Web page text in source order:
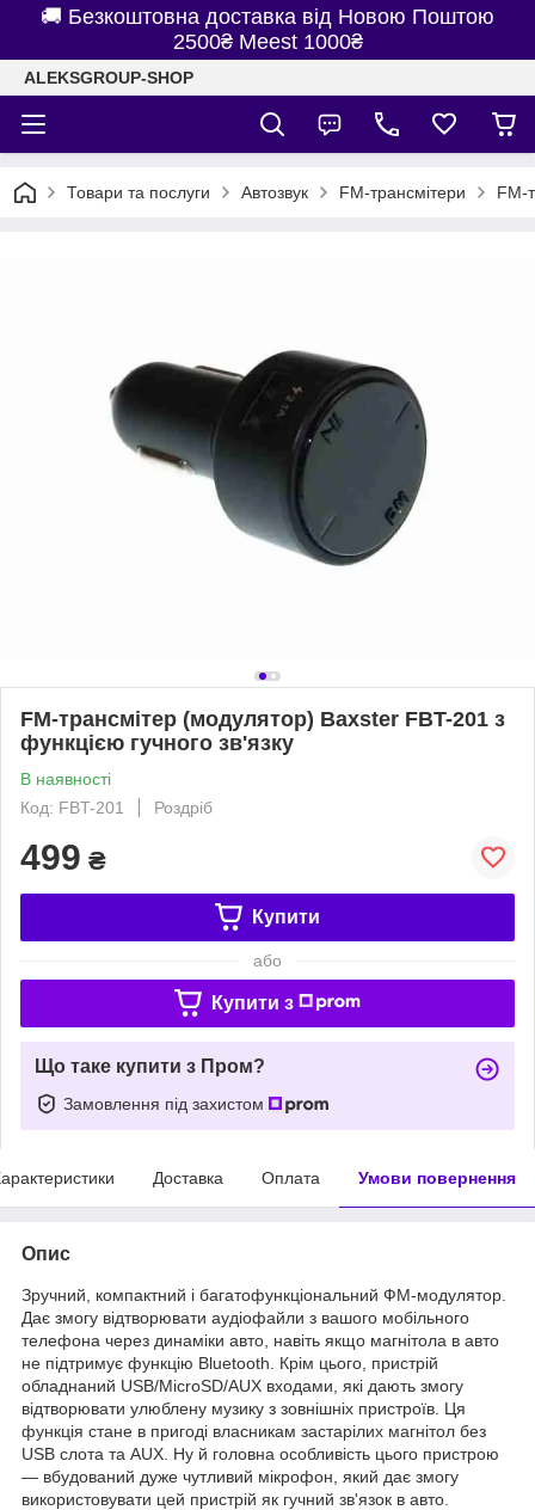
🚚 Безкоштовна доставка від Новою Поштою
2500₴ Meest 1000₴
ALEKSGROUP-SHOP
Товари та послуги Автозвук FM-трансмітери FM-
FM-трансмітер (модулятор) Baxster FBT-201 з
функцією гучного зв'язку
В наявності
Код: FBT-201
Роздріб
499 ₴
Купити
або
Купити з
Що таке купити з Пром?
Замовлення під захистом
Доставка Оплата Умови повернення
Опис
Зручний, компактний і багатофункціональний ФМ-модулятор.
Дає змогу відтворювати аудіофайли з вашого мобільного
телефона через динаміки авто, навіть якщо магнітола в авто
не підтримує функцію Bluetooth. Крім цього, пристрій
обладнаний USB/MicroSD/AUX входами, які дають змогу
відтворювати улюблену музику з зовнішніх пристроїв. Ця
функція стане в пригоді власникам застарілих магнітол без
USB слота та AUX. Ну й головна особливість цього пристрою
— вбудований дуже чутливий мікрофон, який дає змогу
використовувати цей пристрій як гучний зв'язок в авто.